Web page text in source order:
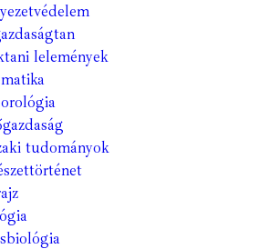
lelemények
tudományok